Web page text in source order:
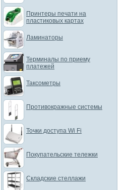
Принтеры печати на
пластиковых картах
Ламинаторы
Терминалы по приему
платежей
Таксометры
Противокражные системы
Точки доступа Wi Fi
Покупательские тележки
Складские стеллажи